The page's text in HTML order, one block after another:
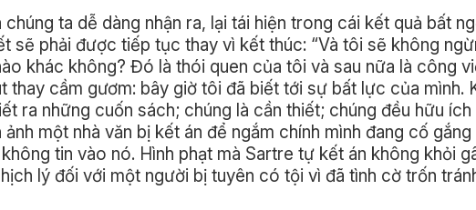
chúng ta dễ dàng nhận ra, lại tái hiện trong cái kết quả bất
sẽ phải được tiếp tục thay vì kết thúc: “Và tôi sẽ không
khác không? Đó là thói quen của tôi và sau nữa là công
thay cầm gươm: bây giờ tôi đã biết tới sự bất lực của mình.
ra những cuốn sách; chúng là cần thiết; chúng đều hữu ích
một nhà văn bị kết án để ngắm chính mình đang cố
tin vào nó. Hình phạt mà Sartre tự kết án không khỏi
lý đối với một người bị tuyên có tội vì đã tình cờ trốn